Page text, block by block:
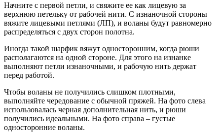
Начните с первой петли, и свяжите ее как лицевую за
верхнюю петельку от рабочей нити. С изнаночной стороны
вяжите лицевыми петлями (ЛП), и воланы будут равномерно
распределяться с двух сторон полотна.
Иногда такой шарфик вяжут односторонним, когда рюши
располагаются на одной стороне. Для этого на изнанке
выполняют петли изнаночными, и рабочую нить держат
перед работой.
Чтобы воланы не получились слишком плотными,
выполняйте чередование с обычной пряжей. На фото слева
использовалась черная дополнительная нить, и рюши
получились идеальными. На фото справа – густые
односторонние воланы.